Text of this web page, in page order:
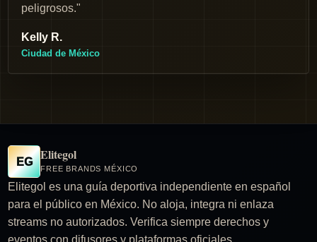
peligrosos."
Kelly R.
Ciudad de México
EG Elitegol
FREE BRANDS MÉXICO
Elitegol es una guía deportiva independiente en español
para el público en México. No aloja, integra ni enlaza
streams no autorizados. Verifica siempre derechos y
eventos con difusores y plataformas oficiales.